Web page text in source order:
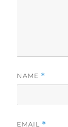
NAME *
EMAIL *